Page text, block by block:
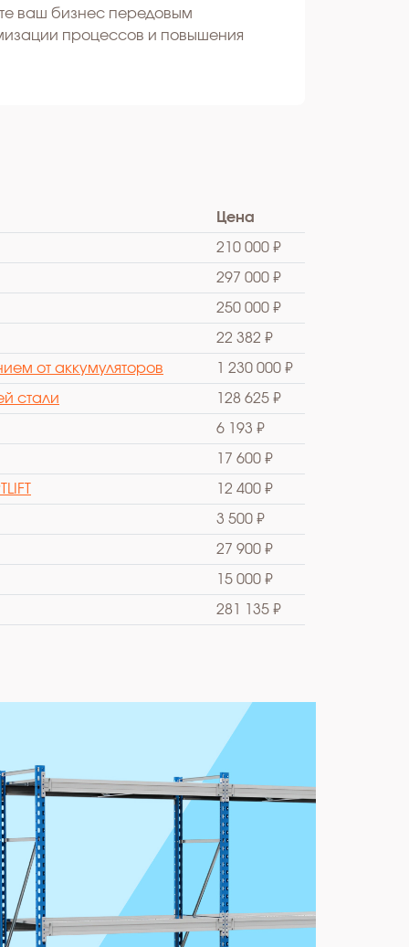
ваш бизнес передовым
процессов и повышения
Цена
210 000 ₽
297 000 ₽
250 000 ₽
22 382 ₽
от аккумуляторов 1 230 000 ₽
стали 128 625 ₽
6 193 ₽
17 600 ₽
12 400 ₽
3 500 ₽
27 900 ₽
15 000 ₽
281 135 ₽